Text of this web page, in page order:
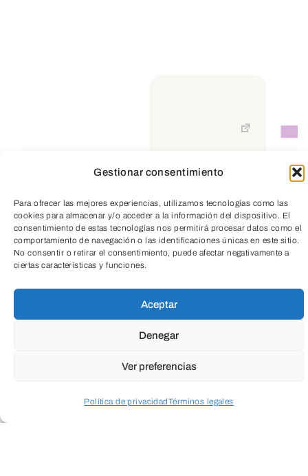
Gestionar consentimiento
Para ofrecer las mejores experiencias, utilizamos tecnologías como las
cookies para almacenar y/o acceder a la información del dispositivo. El
consentimiento de estas tecnologías nos permitirá procesar datos como el
comportamiento de navegación o las identificaciones únicas en este sitio.
No consentir o retirar el consentimiento, puede afectar negativamente a
ciertas características y funciones.
Aceptar
Denegar
Ver preferencias
Política de privacidadTérminos legales
TeleEntradas
Fundación Caja de Burgos
25 €